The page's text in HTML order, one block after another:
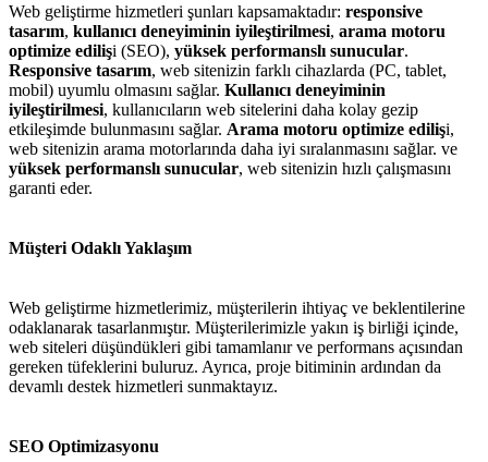
Web geliştirme hizmetleri şunları kapsamaktadır: responsive
tasarım, kullanıcı deneyiminin iyileştirilmesi, arama motoru
optimize edilişi (SEO), yüksek performanslı sunucular.
Responsive tasarım, web sitenizin farklı cihazlarda (PC, tablet,
mobil) uyumlu olmasını sağlar. Kullanıcı deneyiminin
iyileştirilmesi, kullanıcıların web sitelerini daha kolay gezip
etkileşimde bulunmasını sağlar. Arama motoru optimize edilişi,
web sitenizin arama motorlarında daha iyi sıralanmasını sağlar. ve
yüksek performanslı sunucular, web sitenizin hızlı çalışmasını
garanti eder.
Müşteri Odaklı Yaklaşım
Web geliştirme hizmetlerimiz, müşterilerin ihtiyaç ve beklentilerine
odaklanarak tasarlanmıştır. Müşterilerimizle yakın iş birliği içinde,
web siteleri düşündükleri gibi tamamlanır ve performans açısından
gereken tüfeklerini buluruz. Ayrıca, proje bitiminin ardından da
devamlı destek hizmetleri sunmaktayız.
SEO Optimizasyonu